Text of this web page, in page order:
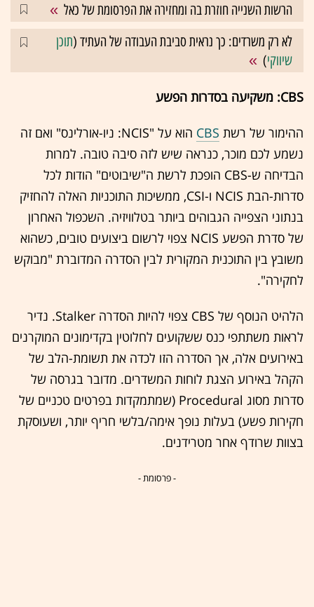
הרשות השנייה חוזרת בה ומחזירה את הפרסומת של כאל
לא רק משרדים: כך נראית סביבת העבודה של העתיד (תוכן
שיווקי)
CBS: משקיעה בסדרות הפשע
ההימור של רשת CBS
הוא על "NCIS: ניו-אורלינס" ואם זה
נשמע לכם מוכר, כנראה שיש לזה סיבה טובה. למרות
הבדיחה ש-CBS הופכת לרשת ה"שיבוטים" הודות לכל
סדרות-הבת NCIS ו-CSI, ממשיכות התוכניות האלה להחזיק
בנתוני הצפייה הגבוהים ביותר בטלוויזיה. השכפול האחרון
של סדרת הפשע NCIS צפוי לרשום ביצועים טובים, כשהוא
משובץ בין התוכנית המקורית לבין הסדרה המדוברת "מבוקש
לחקירה".
הלהיט הנוסף של CBS צפוי להיות הסדרה Stalker. נדיר
לראות משתתפי כנס ששקועים לחלוטין בקדימונים המוקרנים
באירועים אלה, אך הסדרה הזו לכדה את תשומת-הלב של
הקהל באירוע הצגת לוחות המשדרים. מדובר בגרסה של
סדרות מסוג Procedural (שמתמקדות בפרטים טכניים של
חקירות פשע) בעלות נופך אימה/בלשי חריף יותר, ושעוסקת
בצוות שרודף אחר מטרידנים.
- פרסומת -